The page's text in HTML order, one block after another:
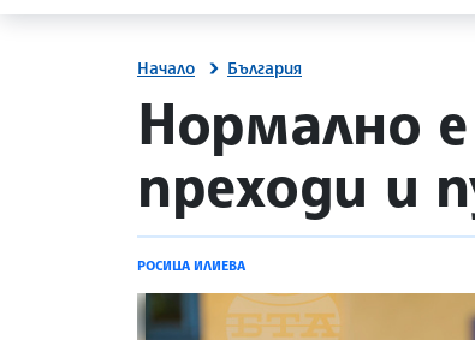
Начало България
site.bta
Нормално
преходи и
РОСИЦА ИЛИЕВА